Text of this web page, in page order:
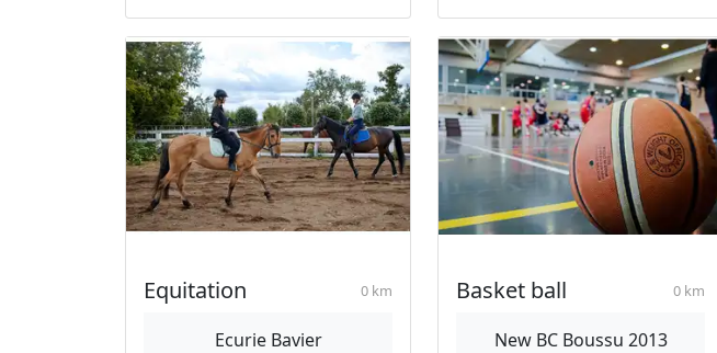
Equitation 0 km
Ecurie Bavier
Basket ball 0 km
New BC Boussu 2013